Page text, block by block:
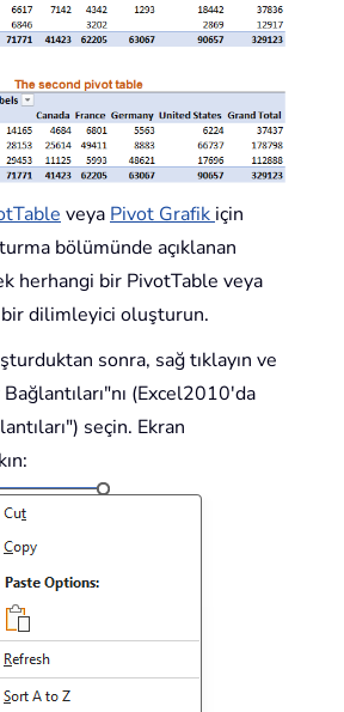
veya Pivot Grafik için
bölümünde açıklanan
herhangi bir PivotTable veya
dilimleyici oluşturun.
sonra, sağ tıklayın ve
(Excel2010'da
seçin. Ekran